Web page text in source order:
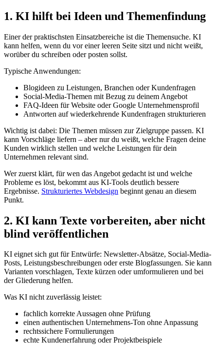
1. KI hilft bei Ideen und Themenfindung
Einer der praktischsten Einsatzbereiche ist die Themensuche. KI
kann helfen, wenn du vor einer leeren Seite sitzt und nicht weißt,
worüber du schreiben oder posten sollst.
Typische Anwendungen:
Blogideen zu Leistungen, Branchen oder Kundenfragen
Social-Media-Themen mit Bezug zu deinem Angebot
FAQ-Ideen für Website oder Google Unternehmensprofil
Antworten auf wiederkehrende Kundenfragen strukturieren
Wichtig ist dabei: Die Themen müssen zur Zielgruppe passen. KI
kann Vorschläge liefern – aber nur du weißt, welche Fragen deine
Kunden wirklich stellen und welche Leistungen für dein
Unternehmen relevant sind.
Wer zuerst klärt, für wen das Angebot gedacht ist und welche
Probleme es löst, bekommt aus KI-Tools deutlich bessere
Ergebnisse. Strukturiertes Webdesign beginnt genau an diesem
Punkt.
2. KI kann Texte vorbereiten, aber nicht
blind veröffentlichen
KI eignet sich gut für Entwürfe: Newsletter-Absätze, Social-Media-
Posts, Leistungsbeschreibungen oder erste Blogfassungen. Sie kann
Varianten vorschlagen, Texte kürzen oder umformulieren und bei
der Gliederung helfen.
Was KI nicht zuverlässig leistet:
fachlich korrekte Aussagen ohne Prüfung
einen authentischen Unternehmens-Ton ohne Anpassung
rechtssichere Formulierungen
echte Kundenerfahrung oder Projektbeispiele